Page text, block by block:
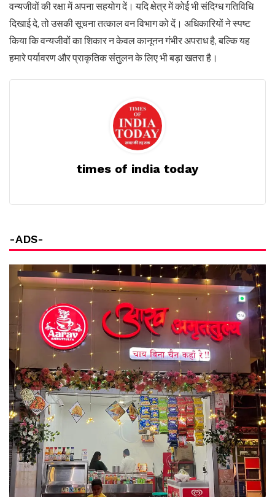
वन्यजीवों की रक्षा में अपना सहयोग दें। यदि क्षेत्र में कोई भी संदिग्ध गतिविधि
दिखाई दे, तो उसकी सूचना तत्काल वन विभाग को दें। अधिकारियों ने स्पष्ट
किया कि वन्यजीवों का शिकार न केवल कानूनन गंभीर अपराध है, बल्कि यह
हमारे पर्यावरण और प्राकृतिक संतुलन के लिए भी बड़ा खतरा है।
times of india today
-ADS-